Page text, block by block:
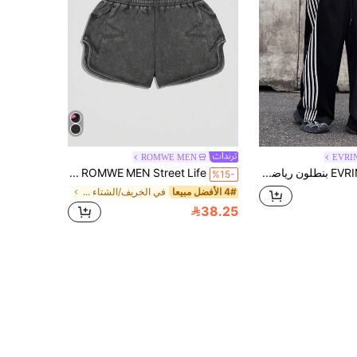
EVRINFINITE بنطلون رياضي كاجوال للرجال بخطوط مزدوجة الطبقة وخصر مطاطي وساق واسعة، بنطلون رياضي بألوان متباينة وحبل شد للارتداء في الشارع في فصل الخريف
ROMWE MEN
%15- ROMWE MEN Street Life شورتات صيفية كاجوال مغسولة مهترئة للرجال
4# الأفضل مبيعا في الخريف/الشتاء شورتات رجالية
38.25